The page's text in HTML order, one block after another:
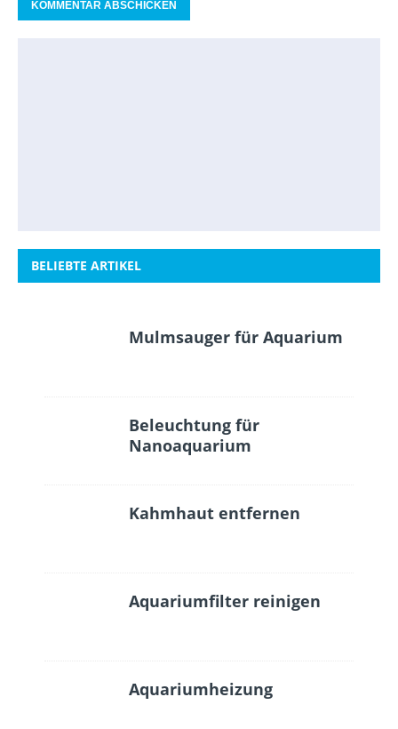
BELIEBTE ARTIKEL
Mulmsauger für Aquarium
Beleuchtung für
Nanoaquarium
Kahmhaut entfernen
Aquariumfilter reinigen
Aquariumheizung